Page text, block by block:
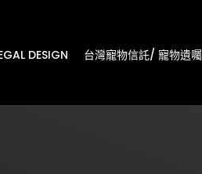
DESIGN 台灣寵物信託/ 寵物遺囑